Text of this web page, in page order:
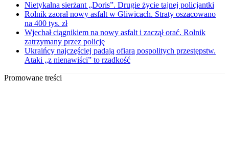
Nietykalna sierżant „Doris”. Drugie życie tajnej policjantki
Rolnik zaorał nowy asfalt w Gliwicach. Straty oszacowano
na 400 tys. zł
Wjechał ciągnikiem na nowy asfalt i zaczął orać. Rolnik
zatrzymany przez policję
Ukraińcy najczęściej padają ofiarą pospolitych przestępstw.
Ataki „z nienawiści” to rzadkość
Promowane treści